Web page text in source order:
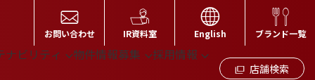
お問い合わせ IR資料室 English ブランド一覧
ナビリティ 物件情報募集 採用情報
店舗検索